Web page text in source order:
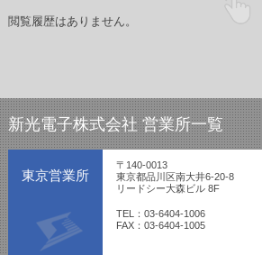
閲覧履歴はありません。
新光電子株式会社 営業所一覧
東京営業所
〒140-0013
東京都品川区南大井6-20-8
リードシー大森ビル 8F
TEL：03-6404-1006
FAX：03-6404-1005